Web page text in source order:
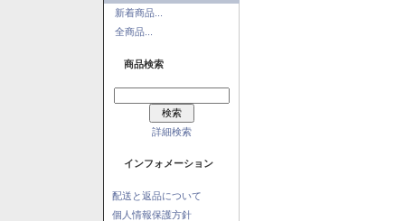
新着商品...
全商品...
商品検索
詳細検索
インフォメーション
配送と返品について
個人情報保護方針